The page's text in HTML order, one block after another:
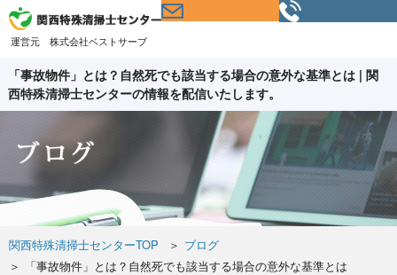
運営元 株式会社ベストサーブ
「事故物件」とは？自然死でも該当する場合の意外な基準とは | 関
西特殊清掃士センターの情報を配信いたします。
関西特殊清掃士センターTOP ＞ ブログ
＞
「事故物件」とは？自然死でも該当する場合の意外な基準とは